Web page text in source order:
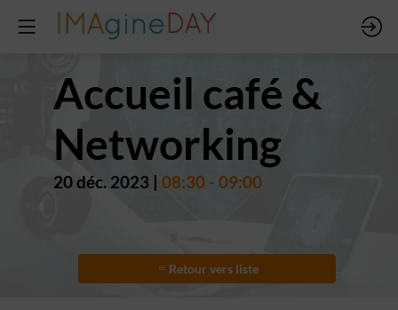
Accueil café &
Networking
20 déc. 2023 08:30 - 09:00
Retour vers liste